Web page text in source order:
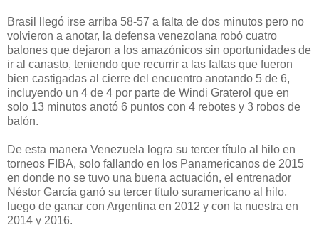
Brasil llegó irse arriba 58-57 a falta de dos minutos pero no
volvieron a anotar, la defensa venezolana robó cuatro
balones que dejaron a los amazónicos sin oportunidades de
ir al canasto, teniendo que recurrir a las faltas que fueron
bien castigadas al cierre del encuentro anotando 5 de 6,
incluyendo un 4 de 4 por parte de Windi Graterol que en
solo 13 minutos anotó 6 puntos con 4 rebotes y 3 robos de
balón.
De esta manera Venezuela logra su tercer título al hilo en
torneos FIBA, solo fallando en los Panamericanos de 2015
en donde no se tuvo una buena actuación, el entrenador
Néstor García ganó su tercer título suramericano al hilo,
luego de ganar con Argentina en 2012 y con la nuestra en
2014 y 2016.